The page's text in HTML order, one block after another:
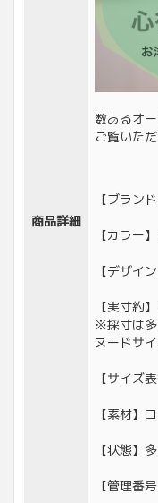
商品詳細
数あるオ
ご覧いた
【ブラン
【カラー
【デザイ
【実寸約
※採寸は多
ヌードサ
【サイズ
【素材】
【状態】
【管理番